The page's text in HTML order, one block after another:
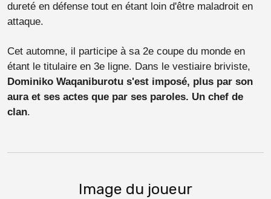
dureté en défense tout en étant loin d'être maladroit en
attaque.
Cet automne, il participe à sa 2e coupe du monde en
étant le titulaire en 3e ligne. Dans le vestiaire briviste,
Dominiko Waqaniburotu s'est imposé, plus par son
aura et ses actes que par ses paroles. Un chef de
clan.
Image du joueur